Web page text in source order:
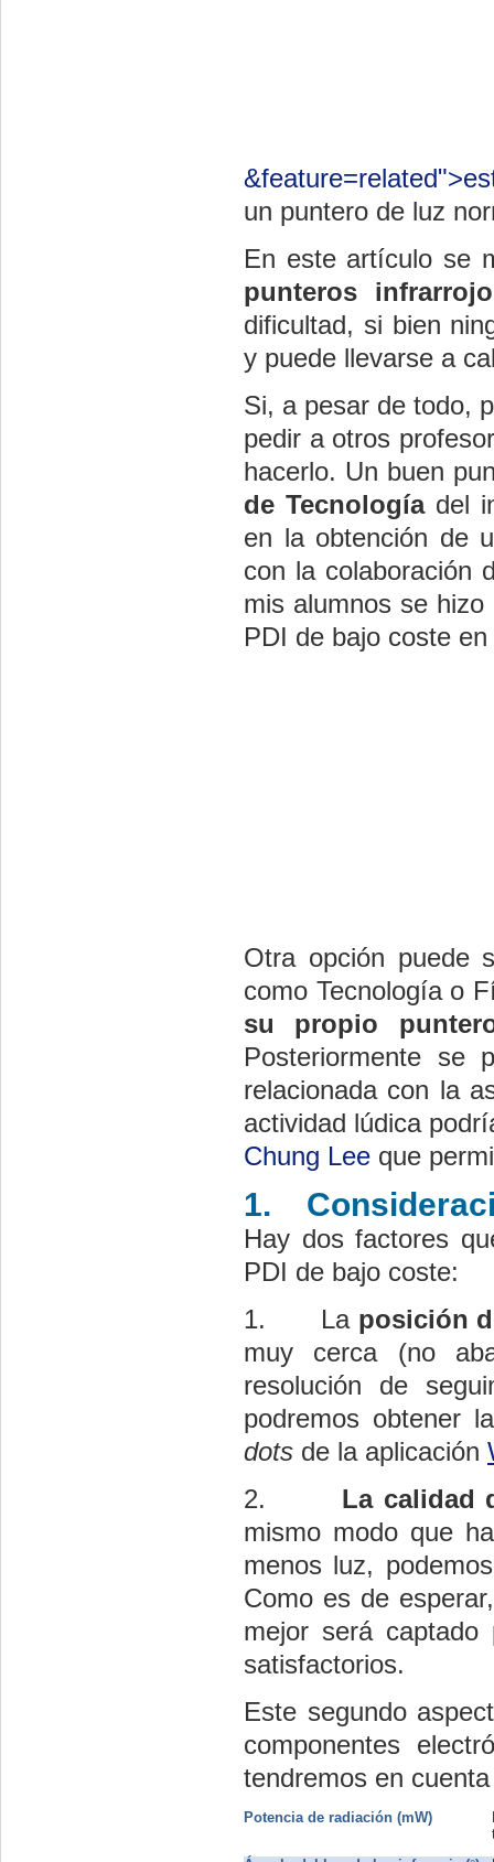
un puntero de luz
En este artículo se
punteros
dificultad, si bien
y puede llevarse a
Si, a pesar de todo,
pedir a otros
hacerlo. Un buen
de Tecnologíadel
en la obtención de
con la colaboración
mis alumnos se
PDI de bajo coste
Otra opción puede
como Tecnología o
su propio
Posteriormente se
relacionada con la
actividad lúdica
Chung Lee que
1.
Hay dos factores
PDI de bajo coste:
1.
La posición
muy cerca (no
resolución de
podremos obtener
dots  de la aplicación
2.
La calidad
mismo modo que
menos luz,
Como es de
mejor será
satisfactorios.
Este segundo
componentes
tendremos en
Potencia de radiación (mW)